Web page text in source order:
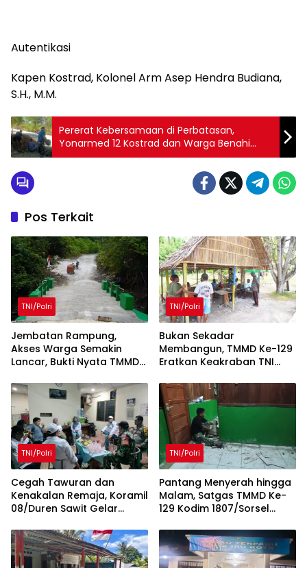
Autentikasi
Kapen Kostrad, Kolonel Arm Asep Hendra Budiana,
S.H., M.M.
Pererat Kebersamaan di Perbatasan,
Yonarmed 12 Kostrad dan Warga Benahi
Posyandu Desa Tulakadi
Pos Terkait
TNI/Polri
Jembatan Rampung,
Akses Warga Semakin
Lancar, Bukti Nyata TMMD
untuk Kampung Sesor
TNI/Polri
Bukan Sekadar
Membangun, TMMD Ke-129
Eratkan Keakraban TNI
Sesor
TNI/Polri
Cegah Tawuran dan
Kenakalan Remaja, Koramil
08/Duren Sawit Gelar
Komduk
TNI/Polri
Pantang Menyerah hingga
Malam, Satgas TMMD Ke-
129 Kodim 1807/Sorsel
Type 36 untuk Warga
Kampung Sesor